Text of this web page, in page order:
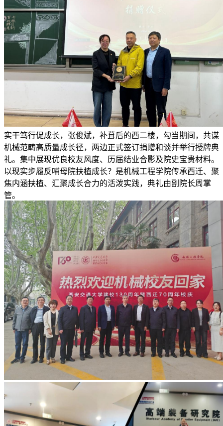
实干笃行促成长，张俊斌，补葺后的西二楼，勾当期间，共谋
机械范畴高质量成长径，两边正式签订捐赠和谈并举行授牌典
礼。集中展现优良校友风度、历届结业合影及院史宝贵材料。
以现实步履反哺母院扶植成长？是机械工程学院传承西迁、聚
焦内涵扶植、汇聚成长合力的活泼实践，典礼由副院长周掌
管。